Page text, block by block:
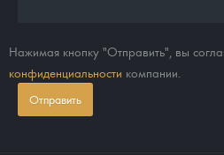
Нажимая кнопку "Отправить", вы
конфиденциальности компании.
Отправить